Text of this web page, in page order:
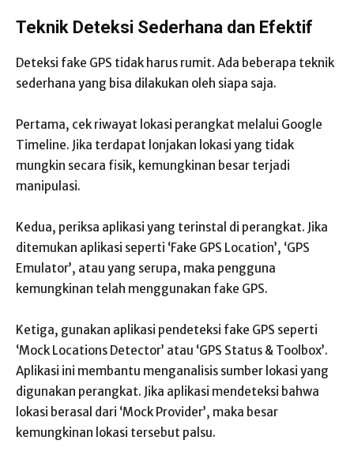
Teknik Deteksi Sederhana dan Efektif
Deteksi fake GPS tidak harus rumit. Ada beberapa teknik
sederhana yang bisa dilakukan oleh siapa saja.
Pertama, cek riwayat lokasi perangkat melalui Google
Timeline. Jika terdapat lonjakan lokasi yang tidak
mungkin secara fisik, kemungkinan besar terjadi
manipulasi.
Kedua, periksa aplikasi yang terinstal di perangkat. Jika
ditemukan aplikasi seperti ‘Fake GPS Location’, ‘GPS
Emulator’, atau yang serupa, maka pengguna
kemungkinan telah menggunakan fake GPS.
Ketiga, gunakan aplikasi pendeteksi fake GPS seperti
‘Mock Locations Detector’ atau ‘GPS Status & Toolbox’.
Aplikasi ini membantu menganalisis sumber lokasi yang
digunakan perangkat. Jika aplikasi mendeteksi bahwa
lokasi berasal dari ‘Mock Provider’, maka besar
kemungkinan lokasi tersebut palsu.